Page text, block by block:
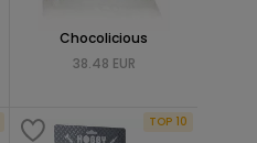
Chocolicious
38.48 EUR
TOP 10